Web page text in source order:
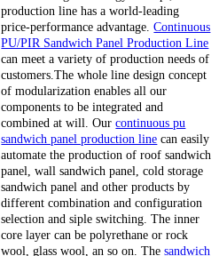
production line has a world-leading
price-performance advantage.Continuous
PU/PIR Sandwich Panel Production Line
can meet a variety of production needs of
customers.The whole line design concept
of modularization enables all our
components to be integrated and
combined at will. Ourcontinuous pu
sandwich panel production line can easily
automate the production of roof sandwich
panel, wall sandwich panel, cold storage
sandwich panel and other products by
different combination and configuration
selection and siple switching. The inner
core layer can be polyrethane or rock
wool, glass wool, an so on. Thesandwich